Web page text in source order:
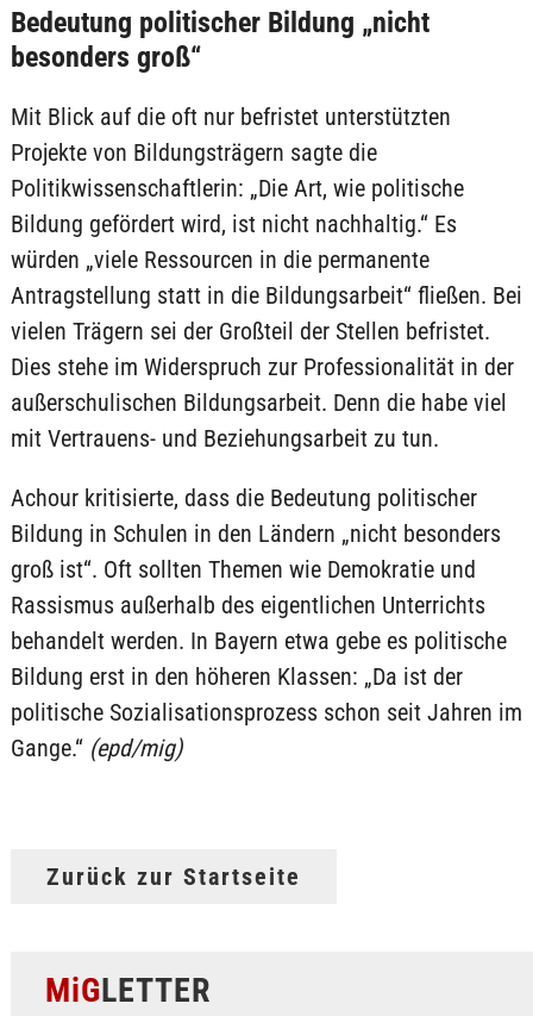
Bedeutung politischer Bildung „nicht
besonders groß“
Mit Blick auf die oft nur befristet unterstützten
Projekte von Bildungsträgern sagte die
Politikwissenschaftlerin: „Die Art, wie politische
Bildung gefördert wird, ist nicht nachhaltig.“ Es
würden „viele Ressourcen in die permanente
Antragstellung statt in die Bildungsarbeit“ fließen. Bei
vielen Trägern sei der Großteil der Stellen befristet.
Dies stehe im Widerspruch zur Professionalität in der
außerschulischen Bildungsarbeit. Denn die habe viel
mit Vertrauens- und Beziehungsarbeit zu tun.
Achour kritisierte, dass die Bedeutung politischer
Bildung in Schulen in den Ländern „nicht besonders
groß ist“. Oft sollten Themen wie Demokratie und
Rassismus außerhalb des eigentlichen Unterrichts
behandelt werden. In Bayern etwa gebe es politische
Bildung erst in den höheren Klassen: „Da ist der
politische Sozialisationsprozess schon seit Jahren im
Gange.“ (epd/mig)
Zurück zur Startseite
MiGLETTER